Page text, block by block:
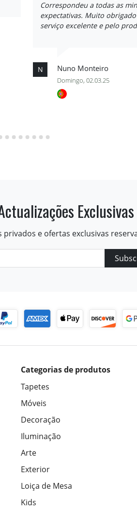
Correspondeu a todas as
expectativas. Muito
serviço excelente e pelo
N Nuno Monteiro
Domingo, 02.03.25
Exclusivas
e ofertas exclusivas
Categorias de produtos
Tapetes
Móveis
Decoração
Iluminação
Arte
Exterior
Loiça de Mesa
Kids